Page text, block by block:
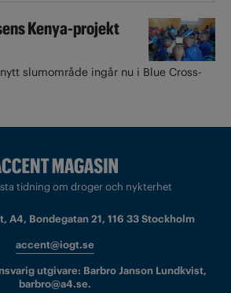
Kenya-projekt
slumområde ingår nu i Blue Cross-
tidning om droger och nykterhet
A4, Bondegatan 21, 116 33 Stockholm
accent@iogt.se
utgivare: Barbro Janson Lundkvist,
barbro@a4.se.